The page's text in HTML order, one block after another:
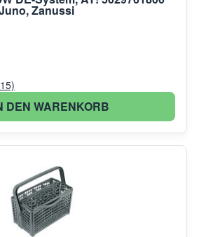
Zanussi
DEN WARENKORB